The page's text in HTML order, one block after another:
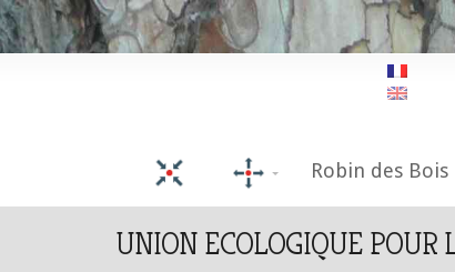
Robin des Bois
UNION ECOLOGIQUE POUR